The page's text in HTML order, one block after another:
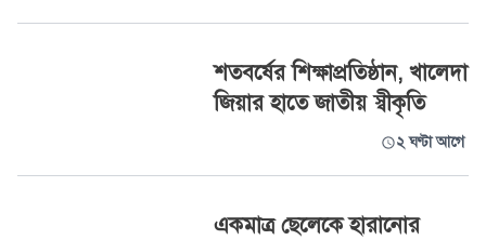
শতবর্ষের শিক্ষাপ্রতিষ্ঠান, খালেদা
জিয়ার হাতে জাতীয় স্বীকৃতি
২ ঘণ্টা আগে
একমাত্র ছেলেকে হারানোর